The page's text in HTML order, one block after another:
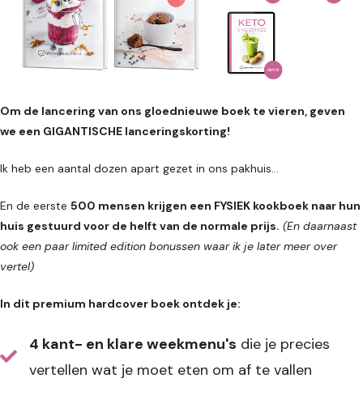
Om de lancering van ons gloednieuwe boek te vieren, geven
we een GIGANTISCHE lanceringskorting!
Ik heb een aantal dozen apart gezet in ons pakhuis…
En de eerste 500 mensen krijgen een FYSIEK kookboek naar hun
huis gestuurd voor de helft van de normale prijs. (En daarnaast
ook een paar limited edition bonussen waar ik je later meer over
vertel)
In dit premium hardcover boek ontdek je:
4 kant- en klare weekmenu's die je precies
vertellen wat je moet eten om af te vallen